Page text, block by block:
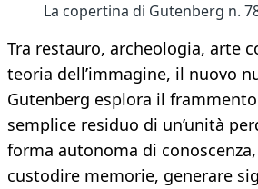
La copertina di Gutenberg n.
Tra restauro, archeologia, arte
teoria dell’immagine, il nuovo
Gutenberg esplora il
semplice residuo di un’unità
forma autonoma di
custodire memorie, generare